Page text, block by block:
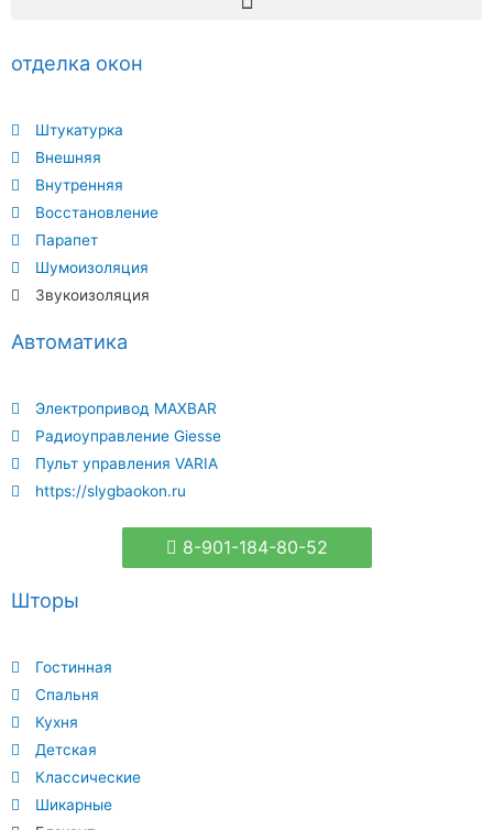
Шторы
Гостинная
Спальня
Кухня
Детская
Классические
Шикарные
Автоматика
Электропривод MAXBAR
Радиоуправление Giesse
Пульт управления VARIA
https://slygbaokon.ru
8-901-184-80-52
отделка окон
Штукатурка
Внешняя
Внутренняя
Восстановление
Парапет
Шумоизоляция
Звукоизоляция